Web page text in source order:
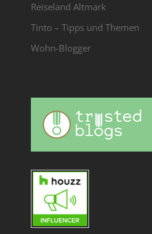
Reiseland Altmark
Tinto – Tipps und Themen
Wohn-Blogger